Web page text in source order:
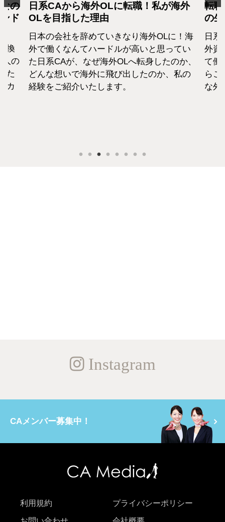
の
ド
換
人の
た
カ
日系CAから海外OLに転職！私が海外
OLを目指した理由
日本の会社を辞めていきなり海外OLに！海
外で働くなんてハードルが高いと思ってい
た日系CAが、なぜ海外OLへ転身したのか、
どんな想いで海外に飛び出したのか、私の
経験をご紹介いたします。
転
の
日
外資
て働
らこ
な外
Instagram
CAメンバー募集中！
利用規約 プライバシーポリシー